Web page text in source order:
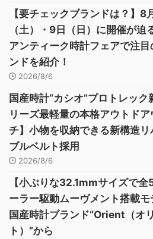
【要チェックブランドは？】8
（土）・9日（日）に開催が迫
アンティーク時計フェアで注目
ンドを紹介！
2026/8/6
国産時計“カシオ”プロトレック
リーズ最軽量の本格アウトドア
チ】小物を収納できる新構造リ
ブルベルト採用
2026/8/6
【小ぶりな32.1mmサイズで全
ーラー駆動ムーヴメント搭載モ
国産時計ブランド“Orient（オ
ト）”から